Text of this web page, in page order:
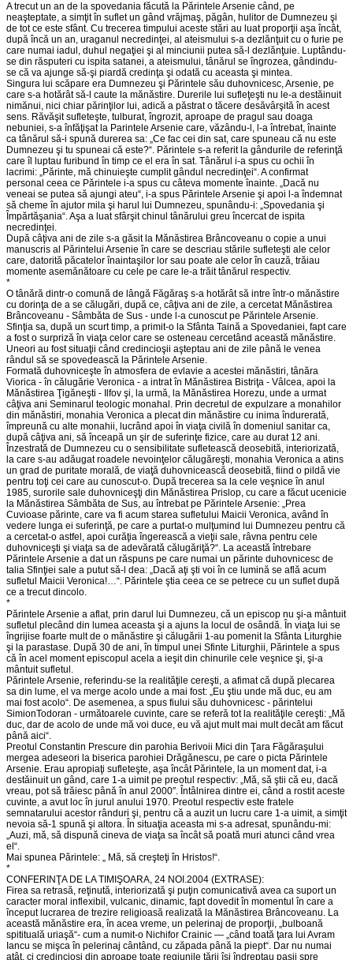
A trecut un an de la spovedania făcută la Părintele Arsenie când, pe
neaşteptate, a simţit în suflet un gând vrăjmaş, păgân, hulitor de Dumnezeu şi
de tot ce este sfânt. Cu trecerea timpului aceste stări au luat proporţii aşa încât,
după încă un an, uraganul necredinţei, al ateismului s-a dezlănţuit cu o furie pe
care numai iadul, duhul negaţiei şi al minciunii putea să-l dezlănţuie. Luptându-
se din răsputeri cu ispita satanei, a ateismului, tânărul se îngrozea, gândindu-
se că va ajunge să-şi piardă credinţa şi odată cu aceasta şi mintea.
Singura lui scăpare era Dumnezeu şi Părintele său duhovnicesc, Arsenie, pe
care s-a hotărât să-l caute la mănăstire. Durerile lui sufleţeşti nu le-a destăinuit
nimănui, nici chiar părinţilor lui, adică a păstrat o tăcere desăvârşită în acest
sens. Răvăşit sufleteşte, tulburat, îngrozit, aproape de pragul sau doaga
nebuniei, s-a înfăţişat la Parintele Arsenie care, văzându-l, l-a întrebat, înainte
ca tânărul să-i spună durerea sa: „Ce fac cei din sat, care spuneau că nu este
Dumnezeu şi tu spuneai că este?“. Părintele s-a referit la gândurile de referinţă
care îl luptau furibund în timp ce el era în sat. Tânărul i-a spus cu ochii în
lacrimi: „Părinte, mă chinuieşte cumplit gândul necredinţei“. A confirmat
personal ceea ce Părintele i-a spus cu câteva momente înainte. „Dacă nu
veneai se putea să ajungi ateu“, i-a spus Părintele Arsenie şi apoi l-a îndemnat
să cheme în ajutor mila şi harul lui Dumnezeu, spunându-i: „Spovedania şi
Împărtăşania“. Aşa a luat sfârşit chinul tânărului greu încercat de ispita
necredinţei.
După câţiva ani de zile s-a găsit la Mănăstirea Brâncoveanu o copie a unui
manuscris al Părintelui Arsenie în care se descriau stările sufleteşti ale celor
care, datorită păcatelor înaintaşilor lor sau poate ale celor în cauză, trăiau
momente asemănătoare cu cele pe care le-a trăit tânărul respectiv.
*
O tânără dintr-o comună de lângă Făgăraş s-a hotărât să intre într-o mănăstire
cu dorinţa de a se călugări, după ce, câţiva ani de zile, a cercetat Mănăstirea
Brâncoveanu - Sâmbăta de Sus - unde l-a cunoscut pe Părintele Arsenie.
Sfinţia sa, după un scurt timp, a primit-o la Sfânta Taină a Spovedaniei, fapt care
a fost o surpriză în viaţa celor care se osteneau cercetând această mănăstire.
Uneori au fost situaţii când credincioşii aşteptau ani de zile până le venea
rândul să se spovedească la Părintele Arsenie.
Formată duhovniceşte în atmosfera de evlavie a acestei mănăstiri, tânăra
Viorica - în călugărie Veronica - a intrat în Mănăstirea Bistriţa - Vâlcea, apoi la
Mănăstirea Ţigăneşti - Ilfov şi, la urmă, la Mănăstirea Horezu, unde a urmat
câţiva ani Seminarul teologic monahal. Prin decretul de expulzare a monahilor
din mănăstiri, monahia Veronica a plecat din mănăstire cu inima îndurerată,
împreună cu alte monahii, lucrând apoi în viaţa civilă în domeniul sanitar ca,
după câţiva ani, să înceapă un şir de suferinţe fizice, care au durat 12 ani.
Înzestrată de Dumnezeu cu o sensibilitate sufletească deosebită, interiorizată,
la care s-au adăugat roadele nevoinţelor călugăreşti, monahia Veronica a atins
un grad de puritate morală, de viaţă duhovnicească deosebită, fiind o pildă vie
pentru toţi cei care au cunoscut-o. După trecerea sa la cele veşnice în anul
1985, surorile sale duhovniceşţi din Mănăstirea Prislop, cu care a făcut ucenicie
la Mănăstirea Sâmbăta de Sus, au întrebat pe Părintele Arsenie: „Prea
Cuvioase părinte, care va fi acum starea sufletului Maicii Veronica, având în
vedere lunga ei suferinţă, pe care a purtat-o mulţumind lui Dumnezeu pentru că
a cercetat-o astfel, apoi curăţia îngerească a vieţii sale, râvna pentru cele
duhovniceşti şi viaţa sa de adevărată călugăriţă?“. La această întrebare
Părintele Arsenie a dat un răspuns pe care numai un părinte duhovnicesc de
talia Sfinţiei sale a putut să-l dea: „Dacă aţi şti voi în ce lumină se află acum
sufletul Maicii Veronica!…“. Părintele ştia ceea ce se petrece cu un suflet după
ce a trecut dincolo.
*
Părintele Arsenie a aflat, prin darul lui Dumnezeu, că un episcop nu şi-a mântuit
sufletul plecând din lumea aceasta şi a ajuns la locul de osândă. În viaţa lui se
îngrijise foarte mult de o mănăstire şi călugării 1-au pomenit la Sfânta Liturghie
şi la parastase. După 30 de ani, în timpul unei Sfinte Liturghii, Părintele a spus
că în acel moment episcopul acela a ieşit din chinurile cele veşnice şi, şi-a
mântuit sufletul.
Părintele Arsenie, referindu-se la realităţile cereşti, a afimat că după plecarea
sa din lume, el va merge acolo unde a mai fost: „Eu ştiu unde mă duc, eu am
mai fost acolo“. De asemenea, a spus fiului său duhovnicesc - părintelui
SimionTodoran - următoarele cuvinte, care se referă tot la realităţile cereşti: „Mă
duc, dar de acolo de unde mă voi duce, eu vă ajut mult mai mult decât am făcut
până aici“.
Preotul Constantin Prescure din parohia Berivoii Mici din Ţara Făgăraşului
mergea adeseori la biserica parohiei Drăgănescu, pe care o picta Părintele
Arsenie. Erau apropiaţi sufleteşte, aşa încât Părintele, la un moment dat, i-a
destăinuit un gând, care 1-a uimit pe preotul respectiv: „Mă, să ştii că eu, dacă
vreau, pot să trăiesc până în anul 2000″. Întâlnirea dintre ei, când a rostit aceste
cuvinte, a avut loc în jurul anului 1970. Preotul respectiv este fratele
semnatarului acestor rânduri şi, pentru că a auzit un lucru care 1-a uimit, a simţit
nevoia să-1 spună şi altora. În situaţia aceasta mi s-a adresat, spunându-mi:
„Auzi, mă, să dispună cineva de viaţa sa încât să poată muri atunci când vrea
el“.
Mai spunea Părintele: „ Mă, să creşteţi în Hristos!“.
*
CONFERINŢA DE LA TIMIŞOARA, 24 NOI.2004 (EXTRASE):
Firea sa retrasă, reţinută, interiorizată şi puţin comunicativă avea ca suport un
caracter moral inflexibil, vulcanic, dinamic, fapt dovedit în momentul în care a
început lucrarea de trezire religioasă realizată la Mănăstirea Brâncoveanu. La
această mănăstire era, în acea vreme, un pelerinaj de proporţii, „bulboană
spitituală uriaşă“- cum a numit-o Nichifor Crainic — „când toată ţara lui Avram
Iancu se mişca în pelerinaj cântând, cu zăpada până la piept“. Dar nu numai
atât, ci credincioşi din aproape toate regiunile ţării îşi îndreptau paşii spre